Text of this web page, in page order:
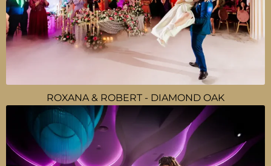
ROXANA & ROBERT - DIAMOND OAK